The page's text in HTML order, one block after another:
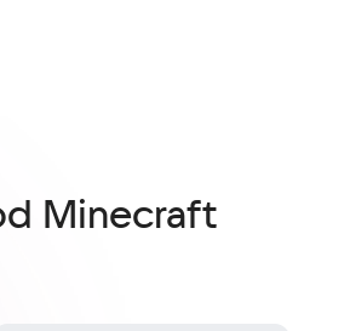
Minecraft